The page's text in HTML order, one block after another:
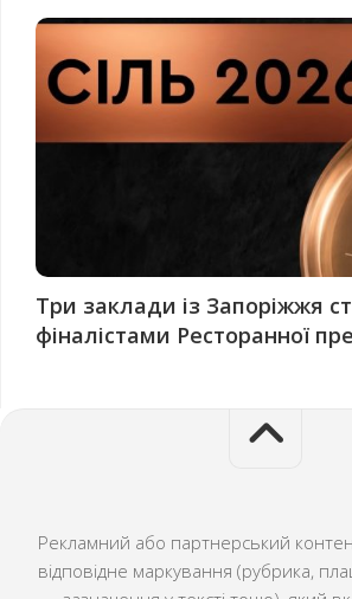
Три заклади із Запоріжжя
фіналістами Ресторанної
Рекламний або партнерський
відповідне маркування (рубрика,